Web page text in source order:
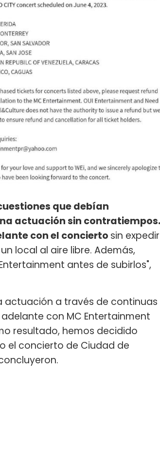
que debían
actuación sin contratiempos.
con el concierto sin expedir
local al aire libre. Además,
antes de subirlos",
actuación a través de continuas
con MC Entertainment
resultado, hemos decidido
el concierto de Ciudad de